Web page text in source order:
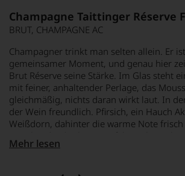
Champagne Taittinger Réserve
BRUT, CHAMPAGNE AC
Champagner trinkt man selten allein. Er
gemeinsamer Moment, und genau hier
Brut Réserve seine Stärke. Im Glas steht
mit feiner, anhaltender Perlage, das
gleichmäßig, nichts daran wirkt laut. In
der Wein freundlich. Pfirsich, ein Hauch
Weißdorn, dahinter die warme Note
kommt ein zarter Honigton dazu, ohne
Champagner erwartet, lebhaft, frisch,
Mehr lesen